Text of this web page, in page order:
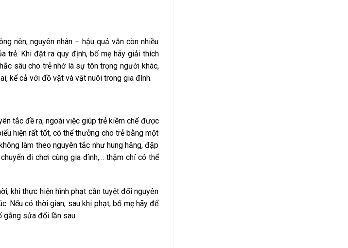
nên, nguyên nhân – hậu quả vẫn còn nhiều
trẻ. Khi đặt ra quy định, bố mẹ hãy giải thích
sâu cho trẻ nhớ là sự tôn trọng người khác,
kể cả với đồ vật và vật nuôi trong gia đình.
tắc đề ra, ngoài việc giúp trẻ kiềm chế được
hiện rất tốt, có thể thưởng cho trẻ bằng một
làm theo nguyên tắc như hung hăng, đập
đi chơi cùng gia đình,… thậm chí có thể
khi thực hiện hình phạt cần tuyệt đối nguyên
Nếu có thời gian, sau khi phạt, bố mẹ hãy để
gắng sửa đổi lần sau.